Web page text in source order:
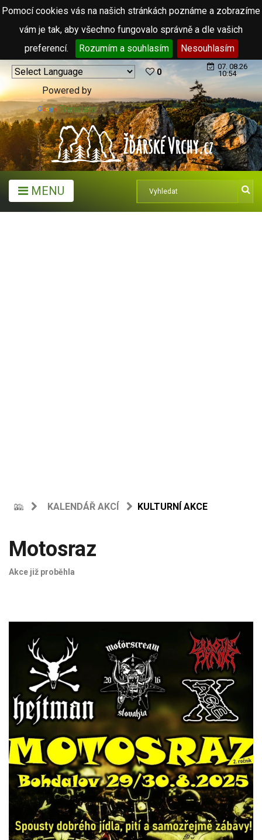
Pomocí cookies vás na našich stránkách poznáme a zobrazíme
vám je tak, aby všechno fungovalo správně a dle vašich
preferencí.
Rozumím a souhlasím Nesouhlasím
Powered by
Translate
0
07. 08.26
10:54
MENU
KALENDÁŘ AKCÍ KULTURNÍ AKCE
Motosraz
Akce již proběhla